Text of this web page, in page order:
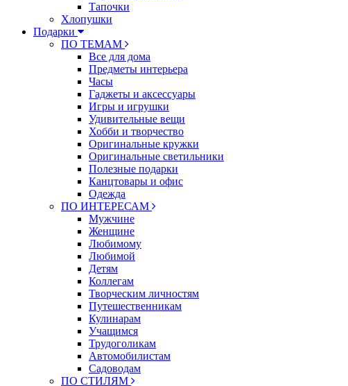
Тапочки
Хлопушки
Подарки
ПО ТЕМАМ
Все для дома
Предметы интерьера
Часы
Гаджеты и аксессуары
Игры и игрушки
Удивительные вещи
Хобби и творчество
Оригинальные кружки
Оригинальные светильники
Полезные подарки
Канцтовары и офис
Одежда
ПО ИНТЕРЕСАМ
Мужчине
Женщине
Любимому
Любимой
Детям
Коллегам
Творческим личностям
Путешественникам
Кулинарам
Учащимся
Трудоголикам
Автомобилистам
Садоводам
ПО СТИЛЯМ